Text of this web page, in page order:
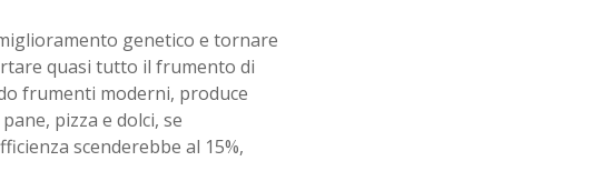
genetico e tornare
quasi tutto il frumento di
frumenti moderni, produce
pizza e dolci, se
scenderebbe al 15%,